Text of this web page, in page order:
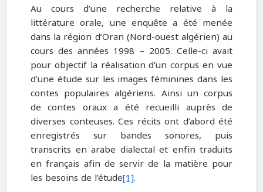
Au cours d’une recherche relative à la
littérature orale, une enquête a été menée
dans la région d’Oran (Nord-ouest algérien) au
cours des années 1998 – 2005. Celle-ci avait
pour objectif la réalisation d’un corpus en vue
d’une étude sur les images féminines dans les
contes populaires algériens. Ainsi un corpus
de contes oraux a été recueilli auprès de
diverses conteuses. Ces récits ont d’abord été
enregistrés sur bandes sonores, puis
transcrits en arabe dialectal et enfin traduits
en français afin de servir de la matière pour
les besoins de l’étude[1].